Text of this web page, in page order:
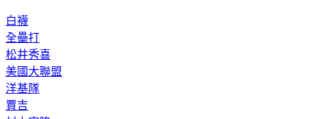
白襪
全壘打
松井秀喜
美國大聯盟
洋基隊
賈吉